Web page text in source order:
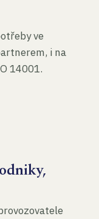
ve
i na
14001.